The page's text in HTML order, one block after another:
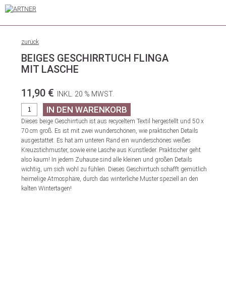
zurück
BEIGES GESCHIRRTUCH FLINGA
MIT LASCHE
11,90 €
INKL. 20 % MWST.
Dieses beige Geschirrtuch ist aus recyceltem Textil hergestellt und 50 x
70 cm groß. Es ist mit zwei wunderschönen, wie praktischen Details
ausgestattet. Es hat am unteren Rand ein wunderschönes weißes
Kreuzstichmuster, sowie eine Lasche aus Kunstleder. Praktischer geht
also kaum! In jedem Zuhause sind alle kleinen und großen Details
wichtig, um sich wohl zu fühlen. Dieses Geschirrtuch schafft gemütlich
heimelige Atmosphäre, durch das winterliche Muster speziell an den
kalten Wintertagen!